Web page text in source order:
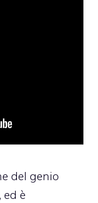
del genio
ed è